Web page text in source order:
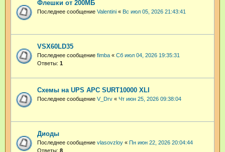
Флешки от 200МБ
Последнее сообщение Valentini « Вс июл 05, 2026 21:43:41
VSX60LD35
Последнее сообщение fimba « Сб июл 04, 2026 19:35:31
Ответы: 1
Схемы на UPS APC SURT10000 XLI
Последнее сообщение V_Drv « Чт июн 25, 2026 09:38:04
Диоды
Последнее сообщение vlasovzloy « Пн июн 22, 2026 20:04:44
Ответы: 8